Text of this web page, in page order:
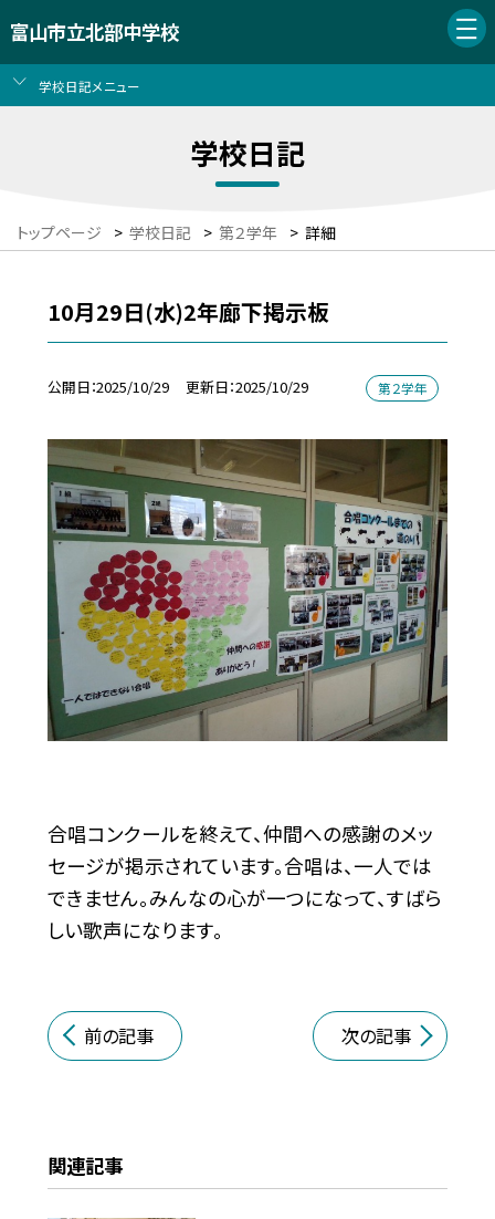
富山市立北部中学校
学校日記メニュー
学校日記
トップページ > 学校日記 > 第２学年 > 詳細
10月29日(水)2年廊下掲示板
公開日 2025/10/29 更新日 2025/10/29 第２学年
合唱コンクールを終えて、仲間への感謝のメッ
セージが掲示されています。合唱は、一人では
できません。みんなの心が一つになって、すばら
しい歌声になります。
前の記事 次の記事
関連記事